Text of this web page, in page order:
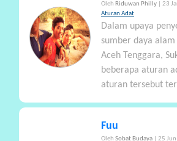
Oleh Riduwan Philly
| 23
Aturan Adat
Dalam upaya
sumber daya
Aceh Tenggara,
beberapa aturan
aturan tersebut
Fuu
Oleh Sobat Budaya
| 25